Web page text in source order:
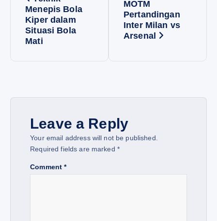
t
Menepis Bola
Kiper dalam
Situasi Bola
Mati
MOTM
Pertandingan
Inter Milan vs
Arsenal
Leave a Reply
Your email address will not be published.
Required fields are marked *
Comment*